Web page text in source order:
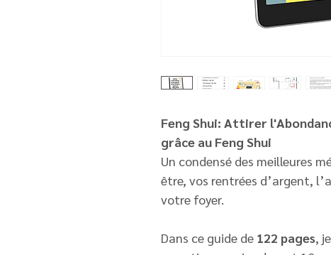
Feng Shui: Attirer
grâce au Feng Shui
Un condensé des meilleures
être, vos rentrées d’argent,
votre foyer.
Dans ce guide de 122 pages,